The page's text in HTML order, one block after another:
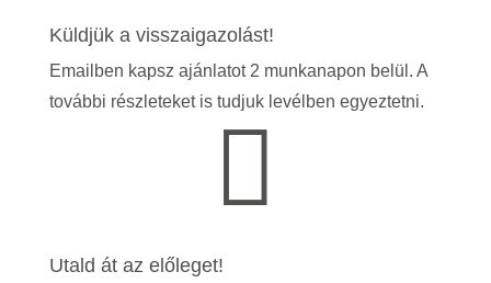
Küldjük a visszaigazolást!
Emailben kapsz ajánlatot 2 munkanapon belül. A
további részleteket is tudjuk levélben egyeztetni.

Utald át az előleget!